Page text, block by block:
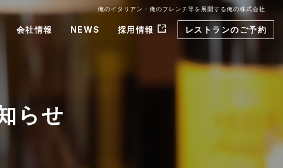
俺のイタリアン・俺のフレンチ等を展開する俺の株式会社
会社情報 NEWS 採用情報 レストランのご予約
らせ